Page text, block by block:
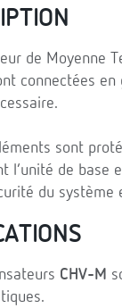
de Moyenne
connectées
sont
l’unité de base
du système
CHV-M